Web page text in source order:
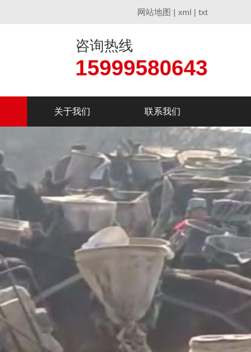
网站地图 | xml | txt
咨询热线
15999580643
关于我们 联系我们